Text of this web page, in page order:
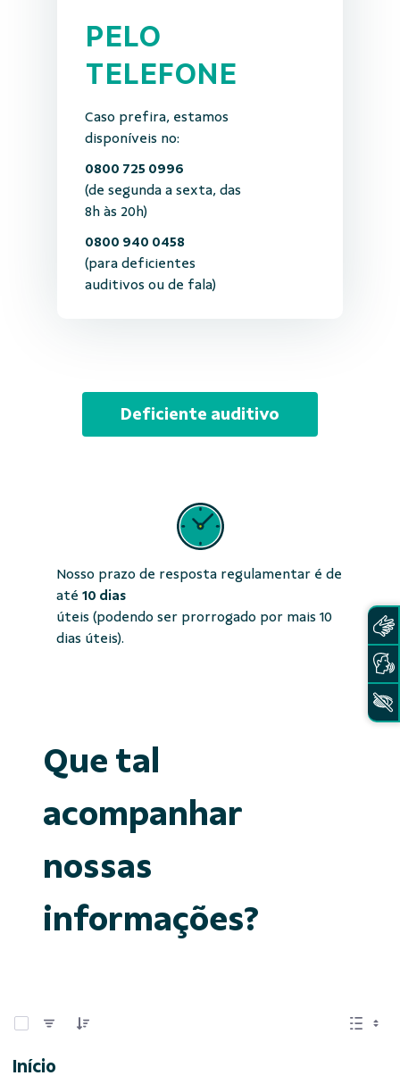
PELO
TELEFONE
Caso prefira, estamos
disponíveis no:
0800 725 0996
(de segunda a sexta, das
8h às 20h)
0800 940 0458
(para deficientes
auditivos ou de fala)
Deficiente auditivo
Nosso prazo de resposta regulamentar é de
até 10 dias
úteis (podendo ser prorrogado por mais 10
dias úteis).
Que tal
acompanhar
nossas
informações?
Início